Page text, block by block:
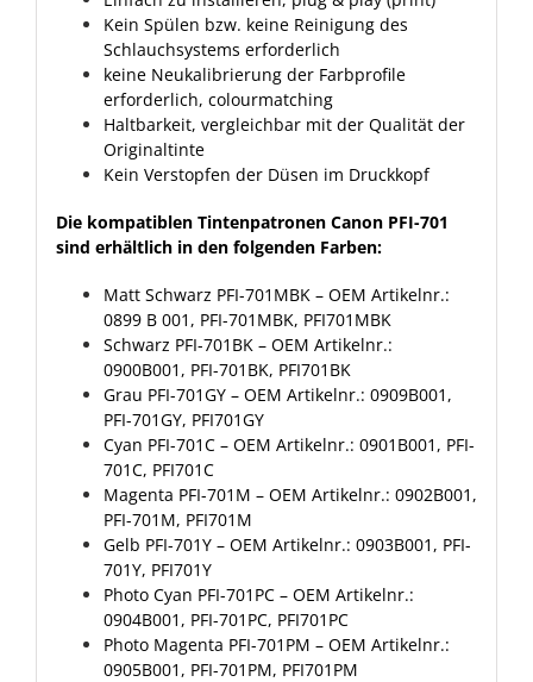
Kein Spülen bzw. keine Reinigung des
Schlauchsystems erforderlich
keine Neukalibrierung der Farbprofile
erforderlich, colourmatching
Haltbarkeit, vergleichbar mit der Qualität der
Originaltinte
Kein Verstopfen der Düsen im Druckkopf
Die kompatiblen Tintenpatronen Canon PFI-701
sind erhältlich in den folgenden Farben:
Matt Schwarz PFI-701MBK– OEM Artikelnr.:
0899 B 001, PFI-701MBK, PFI701MBK
Schwarz PFI-701BK– OEM Artikelnr.:
0900B001, PFI-701BK, PFI701BK
Grau PFI-701GY– OEM Artikelnr.: 0909B001,
PFI-701GY, PFI701GY
Cyan PFI-701C– OEM Artikelnr.: 0901B001, PFI-
701C, PFI701C
Magenta PFI-701M – OEM Artikelnr.: 0902B001,
PFI-701M, PFI701M
Gelb PFI-701Y– OEM Artikelnr.: 0903B001, PFI-
701Y, PFI701Y
Photo Cyan PFI-701PC– OEM Artikelnr.:
0904B001, PFI-701PC, PFI701PC
Photo Magenta PFI-701PM – OEM Artikelnr.:
0905B001, PFI-701PM, PFI701PM